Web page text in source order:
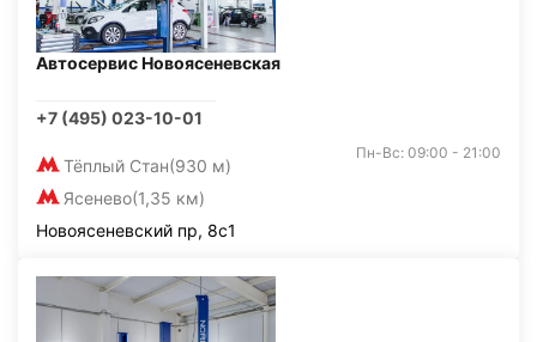
Автосервис Новоясеневская
+7 (495) 023-10-01
Тёплый Стан(930 м)
Ясенево(1,35 км)
Пн-Вс: 09:00 - 21:00
Новоясеневский пр, 8с1